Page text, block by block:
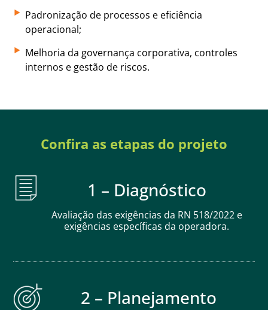
Padronização de processos e eficiência
operacional;
Melhoria da governança corporativa, controles
internos e gestão de riscos.
Confira as etapas do projeto
1 – Diagnóstico
Avaliação das exigências da RN 518/2022 e
exigências específicas da operadora.
2 – Planejamento